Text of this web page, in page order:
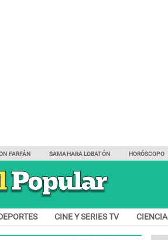
FARFÁN SAMAHARA LOBATÓN HORÓSCOPO
CINE Y SERIES TV CIENCIA